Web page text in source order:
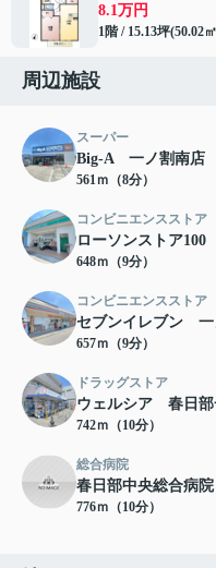
8.1万円
1階 / 15.13坪(50.02
周辺施設
スーパー
Big-A 一ノ割南店
561ｍ（8分）
コンビニエンスストア
ローソンストア
648ｍ（9分）
コンビニエンスストア
セブンイレブン 一
657ｍ（9分）
ドラッグストア
ウェルシア 春日部
742ｍ（10分）
総合病院
春日部中央総合病院
776ｍ（10分）